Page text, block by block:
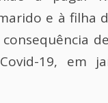
e à filha
19, em